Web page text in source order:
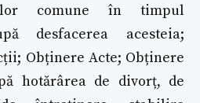
comune în timpul
desfacerea acesteia;
Obținere Acte; Obținere
hotărârea de divorț, de